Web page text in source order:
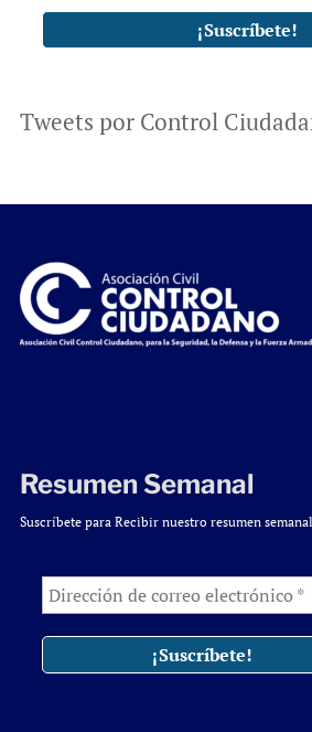
Tweets por Control
Resumen Semanal
Suscríbete para Recibir nuestro resumen